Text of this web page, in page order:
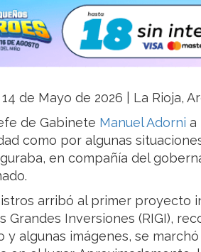
14 de Mayo de 2026 | La Rioja,
de Gabinete Manuel Adorni a
como por algunas
en compañía del
arribó al primer proyecto
Grandes Inversiones (RIGI),
y algunas imágenes, se